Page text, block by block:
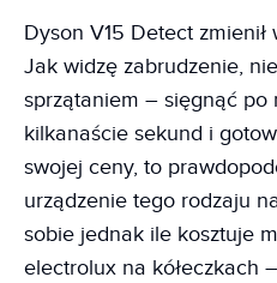
Dyson V15 Detect
Jak widzę zabrudzenie,
sprzątaniem – sięgnąć po
kilkanaście sekund i
swojej ceny, to
urządzenie tego rodzaju
sobie jednak ile kosztuje
electrolux na kółeczkach